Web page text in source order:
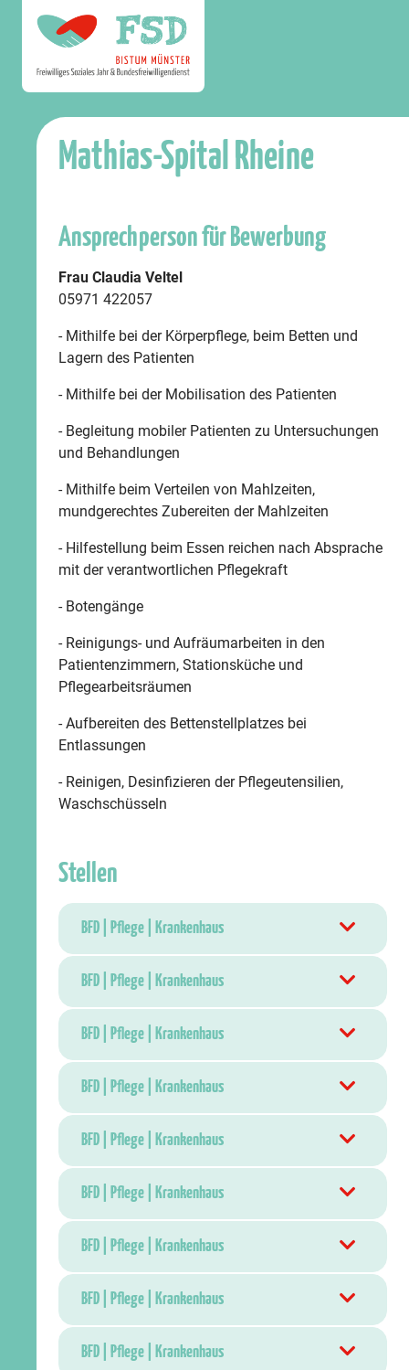
Mathias-Spital Rheine
Ansprechperson für Bewerbung
Frau Claudia Veltel
05971 422057
- Mithilfe bei der Körperpflege, beim Betten und
Lagern des Patienten
- Mithilfe bei der Mobilisation des Patienten
- Begleitung mobiler Patienten zu Untersuchungen
und Behandlungen
- Mithilfe beim Verteilen von Mahlzeiten,
mundgerechtes Zubereiten der Mahlzeiten
- Hilfestellung beim Essen reichen nach Absprache
mit der verantwortlichen Pflegekraft
- Botengänge
- Reinigungs- und Aufräumarbeiten in den
Patientenzimmern, Stationsküche und
Pflegearbeitsräumen
- Aufbereiten des Bettenstellplatzes bei
Entlassungen
- Reinigen, Desinfizieren der Pflegeutensilien,
Waschschüsseln
Stellen
BFD | Pflege | Krankenhaus
BFD | Pflege | Krankenhaus
BFD | Pflege | Krankenhaus
BFD | Pflege | Krankenhaus
BFD | Pflege | Krankenhaus
BFD | Pflege | Krankenhaus
BFD | Pflege | Krankenhaus
BFD | Pflege | Krankenhaus
BFD | Pflege | Krankenhaus